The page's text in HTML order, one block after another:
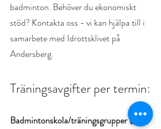
badminton. Behöver du ekonomiskt
stöd? Kontakta oss - vi kan hjälpa till i
samarbete med Idrottsklivet på
Andersberg.
Träningsavgifter per termin:
Badmintonskola/träningsgrupper (2